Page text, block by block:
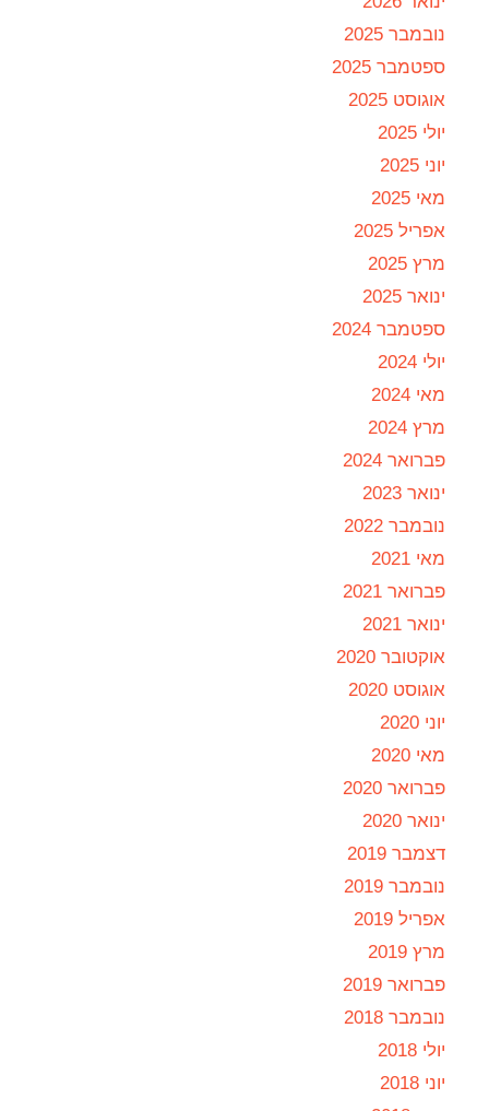
נובמבר 2025
ספטמבר 2025
אוגוסט 2025
יולי 2025
יוני 2025
מאי 2025
אפריל 2025
מרץ 2025
ינואר 2025
ספטמבר 2024
יולי 2024
מאי 2024
מרץ 2024
פברואר 2024
ינואר 2023
נובמבר 2022
מאי 2021
פברואר 2021
ינואר 2021
אוקטובר 2020
אוגוסט 2020
יוני 2020
מאי 2020
פברואר 2020
ינואר 2020
דצמבר 2019
נובמבר 2019
אפריל 2019
מרץ 2019
פברואר 2019
נובמבר 2018
יולי 2018
יוני 2018